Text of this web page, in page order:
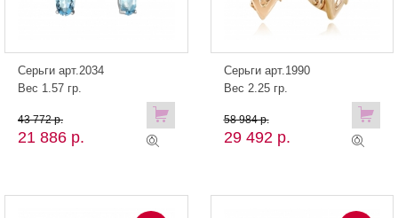
Серьги арт.2034
Вес 1.57 гр.
21 886 р.
43 772 р.
Серьги арт.1990
Вес 2.25 гр.
29 492 р.
58 984 р.